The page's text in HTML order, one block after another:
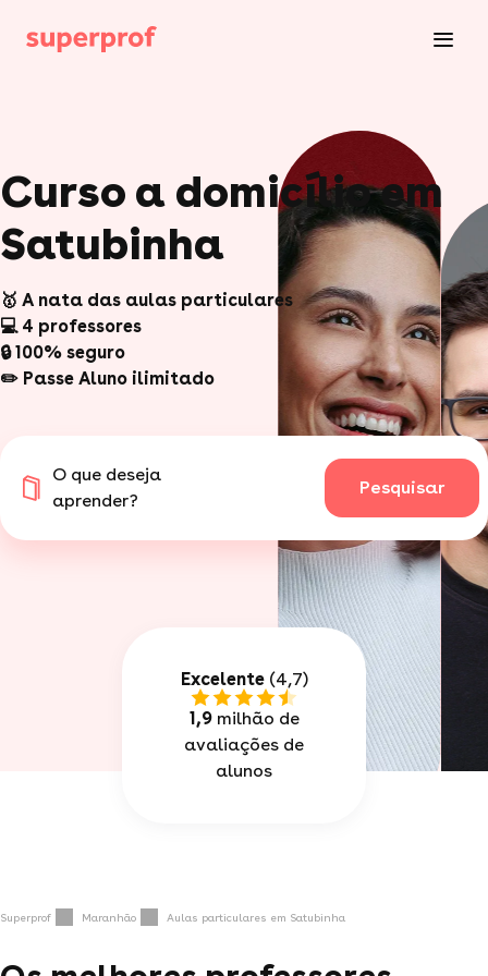
Curso a domicílio em
Satubinha
🥇 A nata das aulas particulares
💻 4 professores
🔒 100% seguro
✏️ Passe Aluno ilimitado
O que deseja
aprender?
Pesquisar
Excelente(4,7)
1,9milhão de
avaliações de
alunos
Superprof Maranhão Aulas particulares em Satubinha